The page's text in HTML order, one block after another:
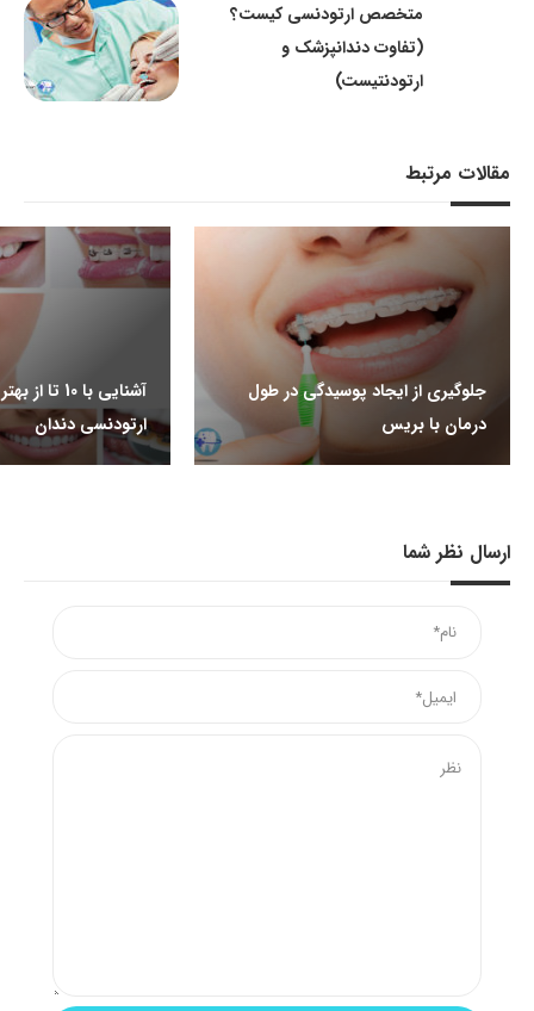
متخصص ارتودنسی کیست؟
(تفاوت دندانپزشک و
ارتودنتیست)
مقالات مرتبط
جلوگیری از ایجاد پوسیدگی در طول
درمان با بریس
آشنایی با 10
ارتودنسی دندان
ارسال نظر شما